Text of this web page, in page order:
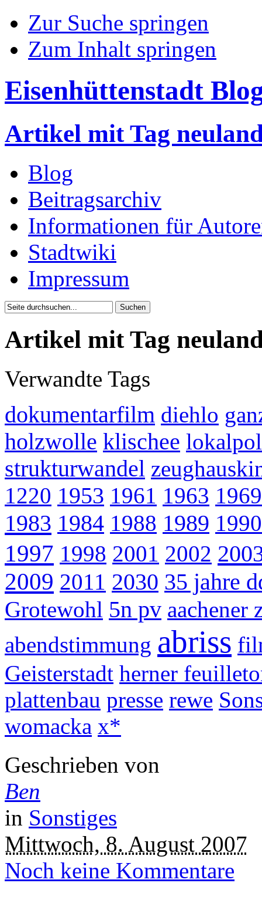
Zur Suche springen
Zum Inhalt springen
Eisenhüttenstadt
Artikel mit Tag
Blog
Beitragsarchiv
Informationen für
Stadtwiki
Impressum
Artikel mit Tag
Verwandte Tags
dokumentarfilm diehlo
holzwolle klischee
strukturwandel
1220 1953 1961 1963 1969
1983 1984 1988 1989 1990
1997 1998 2001 2002
2009 2011 2030 35 jahre
Grotewohl 5n pv aachener
abendstimmung abriss
Geisterstadt herner
plattenbau presse rewe
womacka x*
Geschrieben von
Ben
in Sonstiges
Mittwoch, 8. August 2007
Noch keine Kommentare